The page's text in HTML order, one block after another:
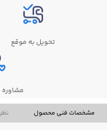
تحویل به موقع
مشخصات فنی محصول